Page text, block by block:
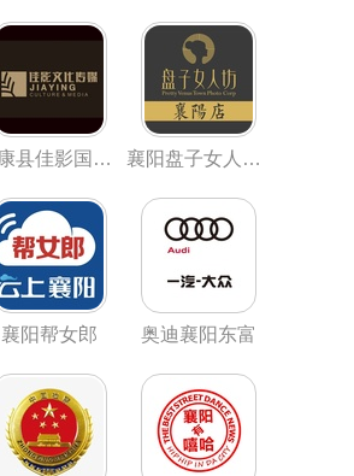
保康县佳影国际影城 襄阳盘子女人坊摄影
襄阳帮女郎 奥迪襄阳东富